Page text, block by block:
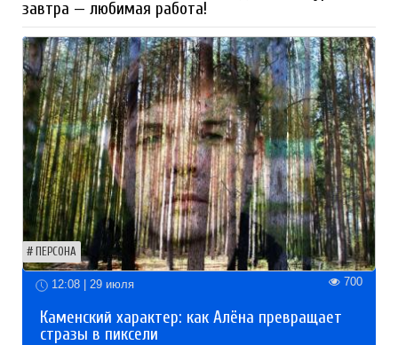
завтра — любимая работа!
ПЕРСОНА
12:08 | 29 июля 700
Каменский характер: как Алёна превращает
стразы в пиксели